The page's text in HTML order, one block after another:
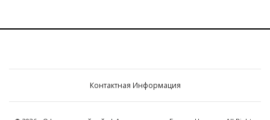
Контактная Информация